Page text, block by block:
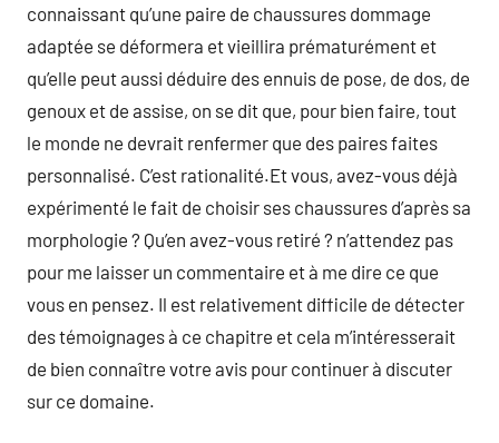
connaissant qu’une paire de chaussures dommage
adaptée se déformera et vieillira prématurément et
qu’elle peut aussi déduire des ennuis de pose, de dos, de
genoux et de assise, on se dit que, pour bien faire, tout
le monde ne devrait renfermer que des paires faites
personnalisé. C’est rationalité.Et vous, avez-vous déjà
expérimenté le fait de choisir ses chaussures d’après sa
morphologie ? Qu’en avez-vous retiré ? n’attendez pas
pour me laisser un commentaire et à me dire ce que
vous en pensez. Il est relativement difficile de détecter
des témoignages à ce chapitre et cela m’intéresserait
de bien connaître votre avis pour continuer à discuter
sur ce domaine.